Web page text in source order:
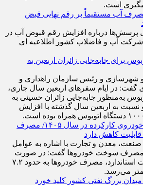
است.
آب مستقیماً بر رقم نهایی قبض
درباره افزایش رقم قبوض آب در
شرکت آب و فاضلاب کشور اطلاعیه ای
اتوبوس برای جابه‌جایی زائران اربعین به
و شهرسازی و رئیس سازمان راهداری و
گفت: در ایام سفرهای اربعین سال جاری،
اتوبوس به‌منظور جابه‌جایی زائران حسینی به‌
نسبت به اربعین سال گذشته با افزایش
واردات ۲۵ هزار خودروی کارکرده در سال ۱۴۰۵/ مصرف
کاهش دارد
معدن و تجارت با اشاره به عوامل
مصرف سوخت خودرو‌ها گفت: در صورت
استفاده از سوخت استاندارد، مصرف خودرو‌ها به حدود ۷.۲
بزرگ نفتی کشور کلید خورد